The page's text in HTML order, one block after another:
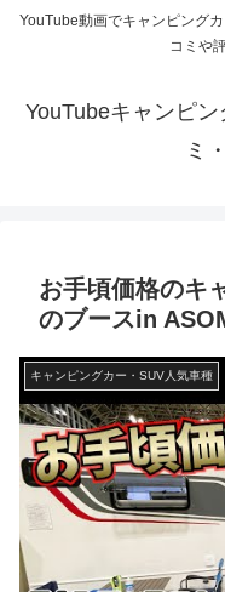
YouTube動画でキャンピング
コミや
YouTubeキャンピ
ミ
お手頃価格のキ
のブースin
キャンピングカー・SUV人気車種